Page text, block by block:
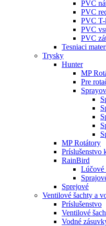
PVC
PVC
PVC
PVC
PVC
Tesniaci
Trysky
Hunter
MP
Pre
MP Rotátory
Príslušenstvo
RainBird
Lúčové
Sprejové
Ventilové šachty a
Príslušenstvo
Ventilové
Vodné